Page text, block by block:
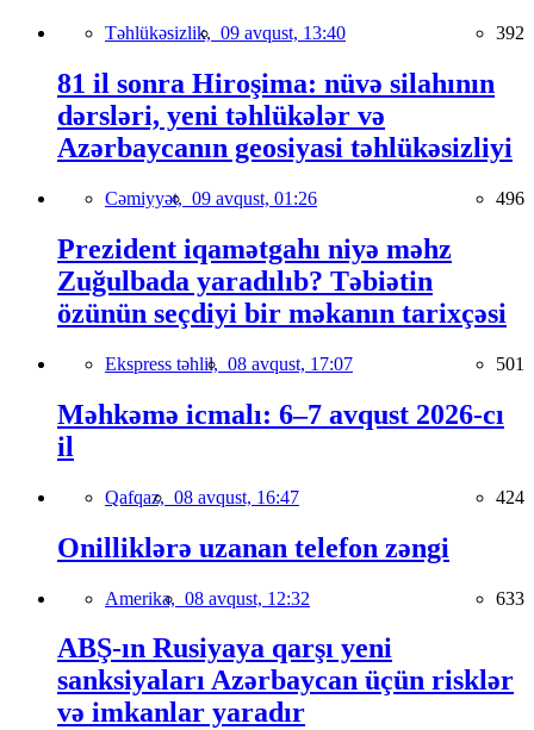
Təhlükəsizlik, 09 avqust, 13:40 392
81 il sonra Hiroşima: nüvə silahının
dərsləri, yeni təhlükələr və
Azərbaycanın geosiyasi təhlükəsizliyi
Cəmiyyət, 09 avqust, 01:26 496
Prezident iqamətgahı niyə məhz
Zuğulbada yaradılıb? Təbiətin
özünün seçdiyi bir məkanın tarixçəsi
Ekspress təhlil, 08 avqust, 17:07 501
Məhkəmə icmalı: 6–7 avqust 2026-cı
il
Qafqaz, 08 avqust, 16:47 424
Onilliklərə uzanan telefon zəngi
Amerika, 08 avqust, 12:32 633
ABŞ-ın Rusiyaya qarşı yeni
sanksiyaları Azərbaycan üçün risklər
və imkanlar yaradır